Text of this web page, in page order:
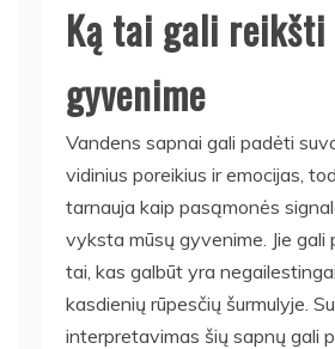
Ką tai gali reikšti
gyvenime
Vandens sapnai gali padėti
vidinius poreikius ir emocijas,
tarnauja kaip pasąmonės
vyksta mūsų gyvenime. Jie gali
tai, kas galbūt yra
kasdienių rūpesčių šurmulyje.
interpretavimas šių sapnų gali